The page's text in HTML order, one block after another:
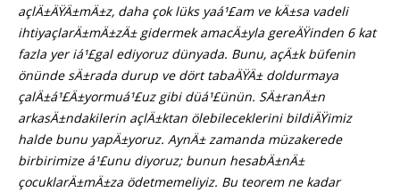
açlÄ±ÄŸÄ±mÄ±z, daha çok lüks yaá¹£am ve kÄ±sa vadeli
ihtiyaçlarÄ±mÄ±zÄ± gidermek amacÄ±yla gereÄŸinden 6 kat
fazla yer iá¹£gal ediyoruz dünyada. Bunu, açÄ±k büfenin
önünde sÄ±rada durup ve dört tabaÄŸÄ± doldurmaya
çalÄ±á¹£Ä±yormuá¹£uz gibi düá¹£ünün. SÄ±ranÄ±n
arkasÄ±ndakilerin açlÄ±ktan ölebileceklerini bildiÄŸimiz
halde bunu yapÄ±yoruz. AynÄ± zamanda müzakerede
birbirimize á¹£unu diyoruz; bunun hesabÄ±nÄ±
çocuklarÄ±mÄ±za ödetmemeliyiz. Bu teorem ne kadar